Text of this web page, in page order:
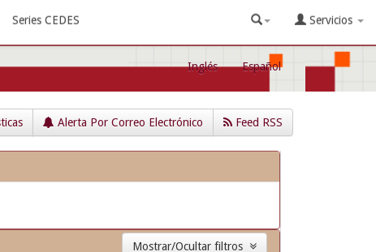
Series CEDES Servicios
Inglés Español
Alerta Por Correo Electrónico Feed RSS